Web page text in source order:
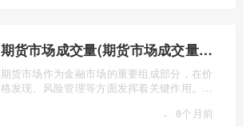
期货市场成交量(期货市场成交量萎缩)
期货市场作为金融市场的重要组成部分，在价
格发现、风险管理等方面发挥着关键作用。近
· 8个月前